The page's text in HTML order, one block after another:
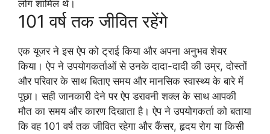
लोग शामिल थे।
101 वर्ष तक जीवित रहेंगे
एक यूजर ने इस ऐप को ट्राई किया और अपना अनुभव शेयर
किया। ऐप ने उपयोगकर्ताओं से उनके दादा-दादी की उम्र, दोस्तों
और परिवार के साथ बिताए समय और मानसिक स्वास्थ्य के बारे में
पूछा। सही जानकारी देने पर ऐप डरावनी शक्ल के साथ आपकी
मौत का समय और कारण दिखाता है। ऐप ने उपयोगकर्ता को बताया
कि वह 101 वर्ष तक जीवित रहेगा और कैंसर, हृदय रोग या किसी